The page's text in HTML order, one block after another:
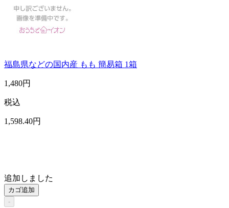
福島県などの国内産 もも 簡易箱 1箱
1,480円
税込
1,598.40円
追加しました
カゴ追加
-